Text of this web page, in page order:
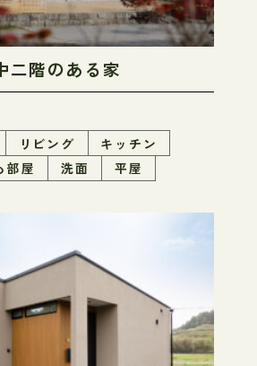
二階のある家
リビング
キッチン
部屋 洗面 平屋